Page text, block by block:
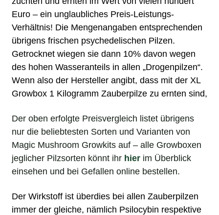
Euro – ein unglaubliches Preis-Leistungs-
Verhältnis! Die Mengenangaben entsprechenden
übrigens frischen psychedelischen Pilzen.
Getrocknet wiegen sie dann 10% davon wegen
des hohen Wasseranteils in allen „Drogenpilzen“.
Wenn also der Hersteller angibt, dass mit der XL
Growbox 1 Kilogramm Zauberpilze zu ernten sind,
Der oben erfolgte Preisvergleich listet übrigens
nur die beliebtesten Sorten und Varianten von
Magic Mushroom Growkits auf – alle Growboxen
jeglicher Pilzsorten könnt ihr hier im Überblick
einsehen und bei Gefallen online bestellen.
Der Wirkstoff ist überdies bei allen Zauberpilzen
immer der gleiche, nämlich Psilocybin respektive